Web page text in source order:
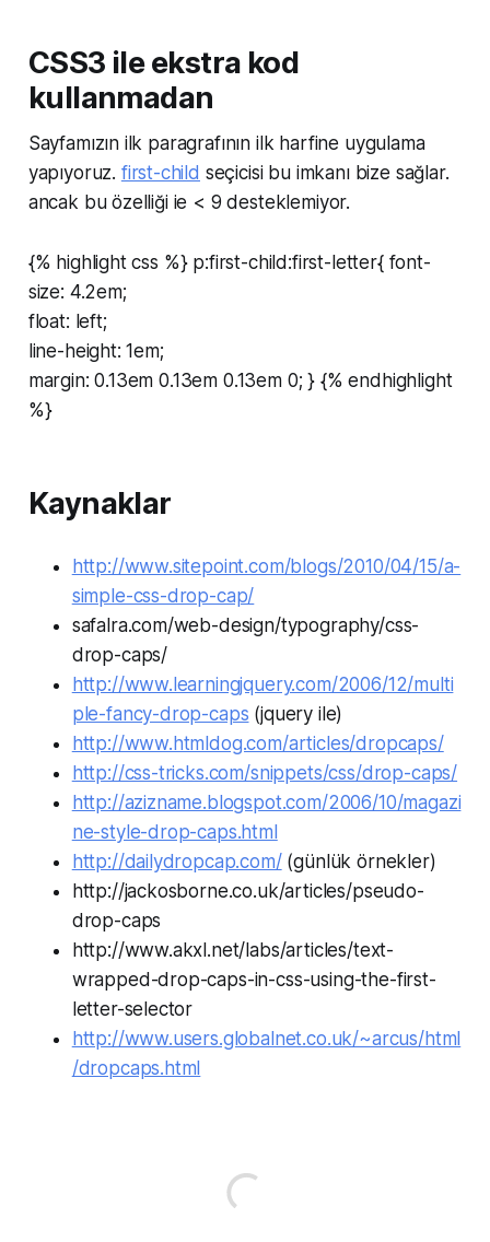
CSS3 ile ekstra kod
kullanmadan
Sayfamızın ilk paragrafının ilk harfine uygulama
yapıyoruz. first-child seçicisi bu imkanı bize sağlar.
ancak bu özelliği ie < 9 desteklemiyor.
{% highlight css %} p:first-child:first-letter{ font-
size: 4.2em;
float: left;
line-height: 1em;
margin: 0.13em 0.13em 0.13em 0; } {% endhighlight
%}
Kaynaklar
http://www.sitepoint.com/blogs/2010/04/15/a-
simple-css-drop-cap/
safalra.com/web-design/typography/css-
drop-caps/
http://www.learningjquery.com/2006/12/multi
ple-fancy-drop-caps (jquery ile)
http://www.htmldog.com/articles/dropcaps/
http://css-tricks.com/snippets/css/drop-caps/
http://azizname.blogspot.com/2006/10/magazi
ne-style-drop-caps.html
http://dailydropcap.com/(günlük örnekler)
http://jackosborne.co.uk/articles/pseudo-
drop-caps
http://www.akxl.net/labs/articles/text-
wrapped-drop-caps-in-css-using-the-first-
letter-selector
http://www.users.globalnet.co.uk/~arcus/html
/dropcaps.html